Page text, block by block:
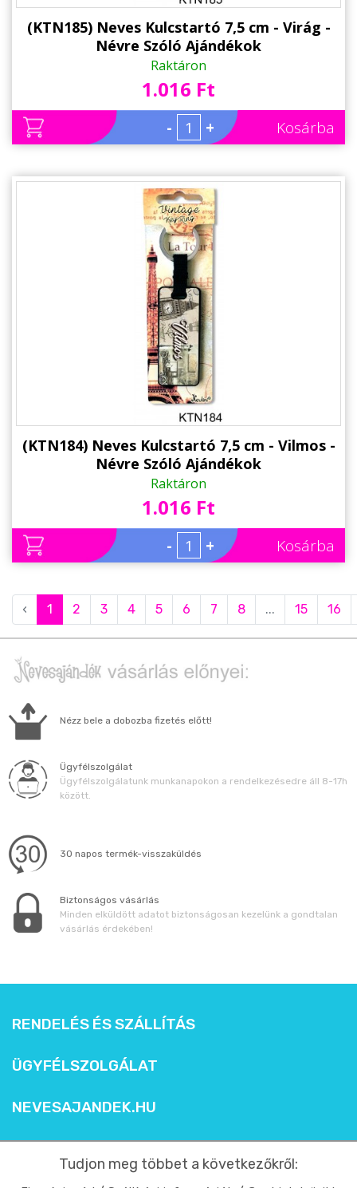
(KTN185) Neves Kulcstartó 7,5 cm - Virág -
Névre Szóló Ajándékok
Raktáron
1.016 Ft
- + Kosárba
(KTN184) Neves Kulcstartó 7,5 cm - Vilmos -
Névre Szóló Ajándékok
Raktáron
1.016 Ft
- + Kosárba
‹ 1 2 3 4 5 6 7 8 ... 15 16
Nézz bele a dobozba fizetés előtt!
Ügyfélszolgálat
Ügyfélszolgálatunk munkanapokon a rendelkezésedre áll 8-17h
között.
30 napos termék-visszaküldés
Biztonságos vásárlás
Minden elküldött adatot biztonságosan kezelünk a gondtalan
vásárlás érdekében!
RENDELÉS ÉS SZÁLLÍTÁS
ÜGYFÉLSZOLGÁLAT
NEVESAJANDEK.HU
Tudjon meg többet a következőkről: